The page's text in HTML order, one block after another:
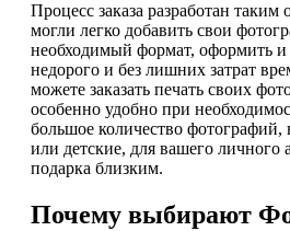
Процесс заказа разработан
могли легко добавить свои
необходимый формат, оформить и
недорого и без лишних затрат
можете заказать печать своих
особенно удобно при
большое количество
или детские, для вашего личного
подарка близким.
Почему выбирают